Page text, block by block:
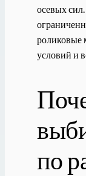
осевых
роликовые
условий и
по